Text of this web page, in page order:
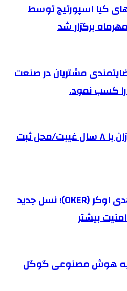
کیا اسپورتیج توسط
برگزار شد
مشتریان در صنعت
کسب نمود.
طرح انصار ویژه سربازان با ۸ سال غیبت/محل ثبت
معرفی کرکره فولادی اوکر (OKER)؛ نسل جدید
بیشتر
هوش مصنوعی گوگل